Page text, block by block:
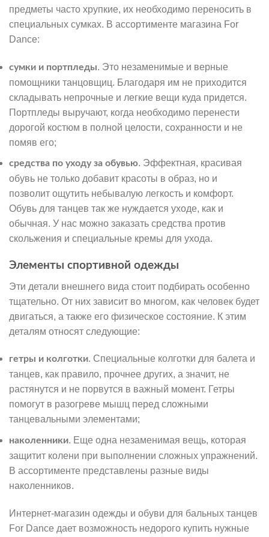
предметы часто хрупкие, их необходимо переносить в
специальных сумках. В ассортименте магазина For
Dance:
сумки и портпледы. Это незаменимые и верные
помощники танцовщиц. Благодаря им не приходится
складывать непрочные и легкие вещи куда придется.
Портпледы выручают, когда необходимо перенести
дорогой костюм в полной целости, сохранности и не
помяв его;
средства по уходу за обувью. Эффектная, красивая
обувь не только добавит красоты в образ, но и
позволит ощутить небывалую легкость и комфорт.
Обувь для танцев так же нуждается уходе, как и
обычная. У нас можно заказать средства против
скольжения и специальные кремы для ухода.
Элементы спортивной одежды
Эти детали внешнего вида стоит подбирать особенно
тщательно. От них зависит во многом, как человек будет
двигаться, а также его физическое состояние. К этим
деталям относят следующие:
гетры и колготки. Специальные колготки для балета и
танцев, как правило, прочнее других, а значит, не
растянутся и не порвутся в важный момент. Гетры
помогут в разогреве мышц перед сложными
танцевальными элементами;
наколенники. Еще одна незаменимая вещь, которая
защитит колени при выполнении сложных упражнений.
В ассортименте представлены разные виды
наколенников.
Интернет-магазин одежды и обуви для бальных танцев
For Dance дает возможность недорого купить нужные